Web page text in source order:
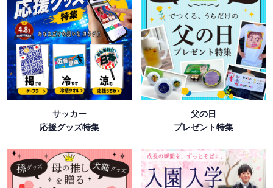
サッカー
応援グッズ特集
父の日
プレゼント特集